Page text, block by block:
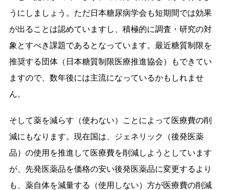
うにしましょう。ただ日本糖尿病学会も短期間では効果
が出ることは認めていますし、積極的に調査・研究の対
象とすべき課題であるとなっています。最近糖質制限を
推奨する団体（日本糖質制限医療推進協会）もできてい
ますので、数年後には主流になっているかもしれませ
ん。
そして薬を減らす（使わない）ことによって医療費の削
減にもなります。現在国は、ジェネリック（後発医薬
品）の使用を推進して医療費を削減しようとしています
が、先発医薬品を価格の安い後発医薬品に変更するより
も、薬自体を減量する（使用しない）方が医療費の削減